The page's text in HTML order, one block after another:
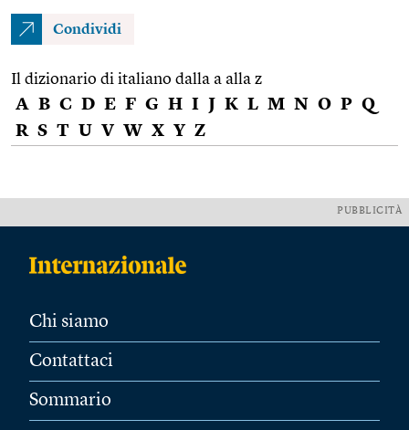
Condividi
Il dizionario di italiano dalla a alla z
A B C D E F G H I J K L M N O P Q
R S T U V W X Y Z
PUBBLICITÀ
Chi siamo
Contattaci
Sommario